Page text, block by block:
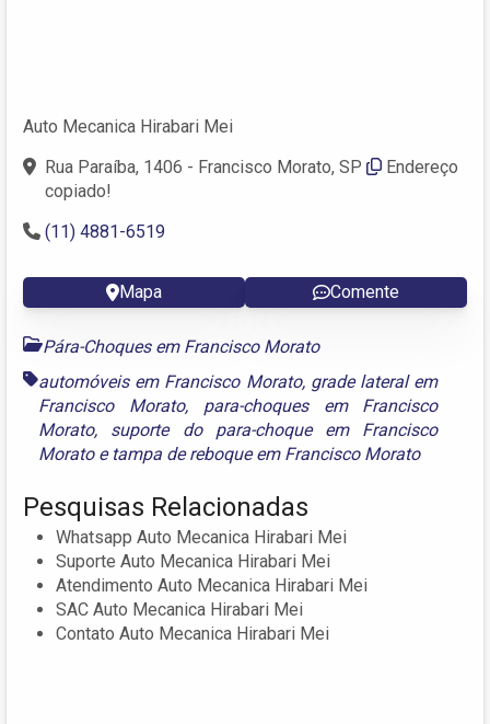
Auto Mecanica Hirabari Mei
Rua Paraíba, 1406 - Francisco Morato, SP
Endereço
copiado!
(11) 4881-6519
Mapa Comente
Pára-Choques em Francisco Morato
automóveis em Francisco Morato, grade lateral em
Francisco Morato, para-choques em Francisco
Morato, suporte do para-choque em Francisco
Moratoe tampa de reboque em Francisco Morato
Pesquisas Relacionadas
Whatsapp Auto Mecanica Hirabari Mei
Suporte Auto Mecanica Hirabari Mei
Atendimento Auto Mecanica Hirabari Mei
SAC Auto Mecanica Hirabari Mei
Contato Auto Mecanica Hirabari Mei